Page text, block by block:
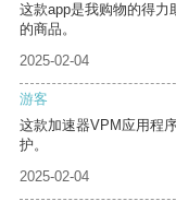
这款app是我购物的得力
的商品。
2025-02-04
游客
这款加速器VPM应用程
护。
2025-02-04